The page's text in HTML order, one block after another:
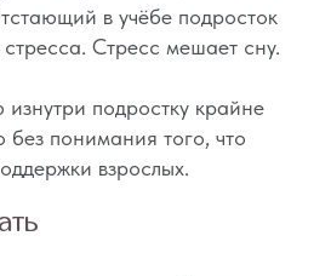
в учёбе подросток
Стресс мешает сну.
изнутри подростку крайне
понимания того, что
взрослых.